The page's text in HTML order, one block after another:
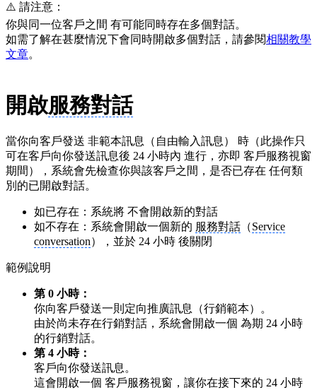
⚠️ 請注意：
你與同一位客戶之間 有可能同時存在多個對話。
如需了解在甚麼情況下會同時開啟多個對話，請參閱相關教學
文章。
開啟服務對話
當你向客戶發送 非範本訊息（自由輸入訊息） 時（此操作只
可在客戶向你發送訊息後 24 小時內 進行，亦即 客戶服務視窗
期間），系統會先檢查你與該客戶之間，是否已存在 任何類
別的已開啟對話。
如已存在：系統將 不會開啟新的對話
如不存在：系統會開啟一個新的 服務對話 （Service
conversation），並於 24 小時 後關閉
範例說明
第 0 小時：
你向客戶發送一則定向推廣訊息（行銷範本）。
由於尚未存在行銷對話，系統會開啟一個 為期 24 小時
的行銷對話。
第 4 小時：
客戶向你發送訊息。
這會開啟一個 客戶服務視窗，讓你在接下來的 24 小時